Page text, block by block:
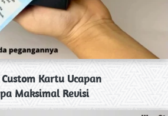
Kartu Ucapan
Maksimal Revisi